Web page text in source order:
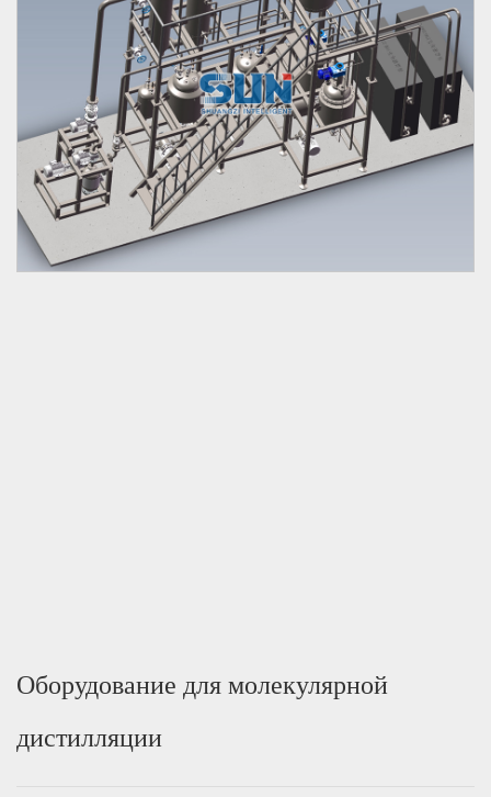
Оборудование для молекулярной
дистилляции